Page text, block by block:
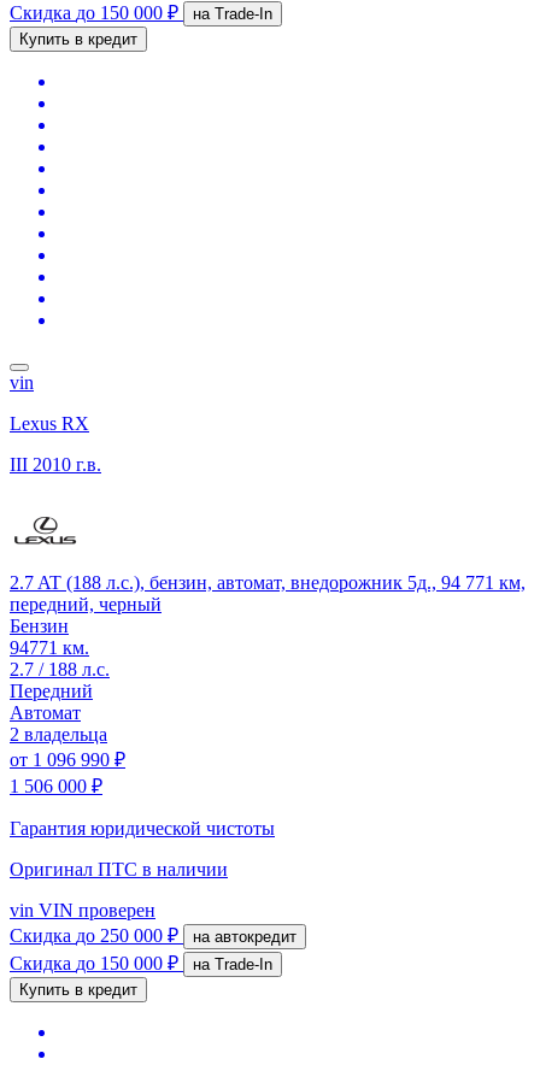
Скидка до 150 000 ₽
на Trade-In
Купить в кредит
vin
Lexus RX
III 2010 г.в.
2.7 AT (188 л.с.), бензин, автомат, внедорожник 5д., 94 771 км,
передний, черный
Бензин
94771 км.
2.7 / 188 л.с.
Передний
Автомат
2 владельца
от 1 096 990 ₽
1 506 000 ₽
Гарантия юридической чистоты
Оригинал ПТС в наличии
vin VIN проверен
Скидка до 250 000 ₽ на автокредит
Скидка до 150 000 ₽
на Trade-In
Купить в кредит